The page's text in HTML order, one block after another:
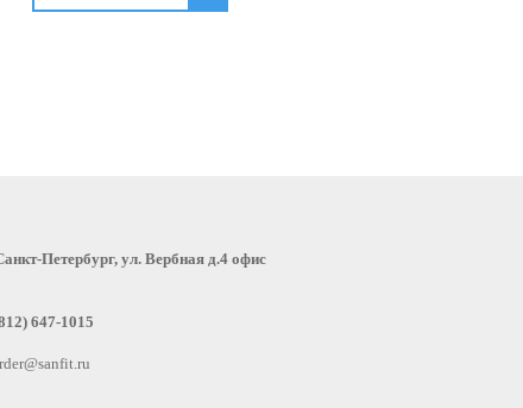
Петербург, ул. Вербная д.4 офис
647-1015